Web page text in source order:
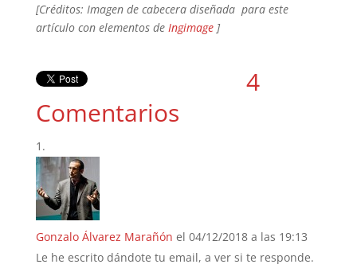
[Créditos: Imagen de cabecera diseñada para este
artículo con elementos de Ingimage]
4
Comentarios
Gonzalo Álvarez Marañón el 04/12/2018 a las 19:13
Le he escrito dándote tu email, a ver si te responde.